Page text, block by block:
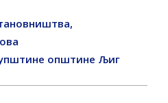
општине Љиг